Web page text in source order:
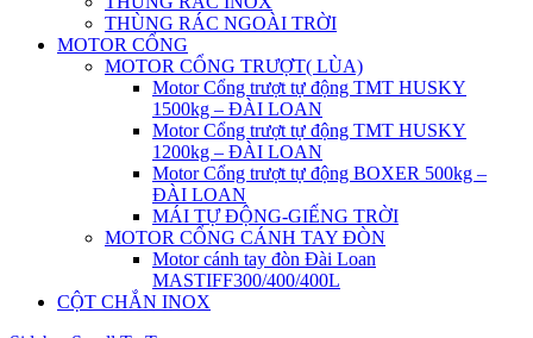
THÙNG RÁC NGOÀI TRỜI
MOTOR CỔNG
MOTOR CỔNG TRƯỢT( LÙA)
Motor Cổng trượt tự động TMT HUSKY
1500kg – ĐÀI LOAN
Motor Cổng trượt tự động TMT HUSKY
1200kg – ĐÀI LOAN
Motor Cổng trượt tự động BOXER 500kg –
ĐÀI LOAN
MÁI TỰ ĐỘNG-GIẾNG TRỜI
MOTOR CỔNG CÁNH TAY ĐÒN
Motor cánh tay đòn Đài Loan
MASTIFF300/400/400L
CỘT CHẮN INOX